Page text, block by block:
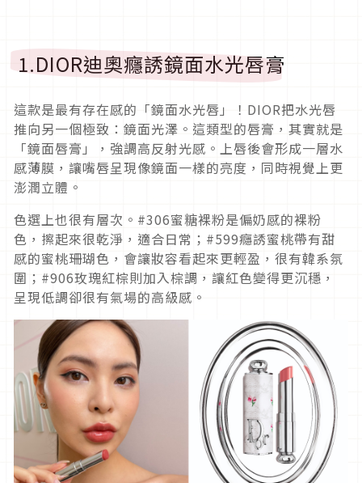
1.DIOR迪奧癮誘鏡面水光唇膏
這款是最有存在感的「鏡面水光唇」！DIOR把水光唇
推向另一個極致：鏡面光澤。這類型的唇膏，其實就是
「鏡面唇膏」，強調高反射光感。上唇後會形成一層水
感薄膜，讓嘴唇呈現像鏡面一樣的亮度，同時視覺上更
澎潤立體。
色選上也很有層次。#306蜜糖裸粉是偏奶感的裸粉
色，擦起來很乾淨，適合日常；#599癮誘蜜桃帶有甜
感的蜜桃珊瑚色，會讓妝容看起來更輕盈，很有韓系氛
圍；#906玫瑰紅棕則加入棕調，讓紅色變得更沉穩，
呈現低調卻很有氣場的高級感。